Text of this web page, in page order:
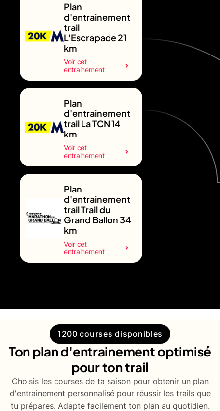
Plan
d'entrainement
trail
L'Escrapade 21
km
Voir cet
entrainement
Plan
d'entrainement
trail La TCN 14
km
Voir cet
entrainement
Plan
d'entrainement
trail Trail du
Grand Ballon 34
km
Voir cet
entrainement
1200 courses disponibles
Ton plan d'entrainement optimisé
pour ton trail
Choisis les courses de ta saison pour obtenir un plan
d'entrainement personnalisé pour réussir les trails que
tu prépares. Adapte facilement ton plan au quotidien.